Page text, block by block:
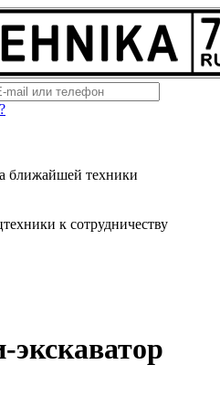
ближайшей техники
к сотрудничеству
экскаватор